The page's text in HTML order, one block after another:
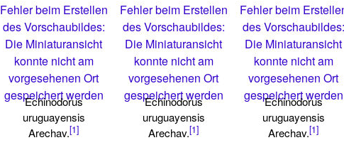
Fehler beim Erstellen
des Vorschaubildes:
Die Miniaturansicht
konnte nicht am
vorgesehenen Ort
gespeichert werden
Echinodorus
uruguayensis
Arechav.[1]
Fehler beim Erstellen
des Vorschaubildes:
Die Miniaturansicht
konnte nicht am
vorgesehenen Ort
gespeichert werden
Echinodorus
uruguayensis
Arechav.[1]
Fehler beim
des Vorschaubildes:
Die Miniaturansicht
konnte nicht am
vorgesehenen Ort
gespeichert werden
Echinodorus
uruguayensis
Arechav.[1]